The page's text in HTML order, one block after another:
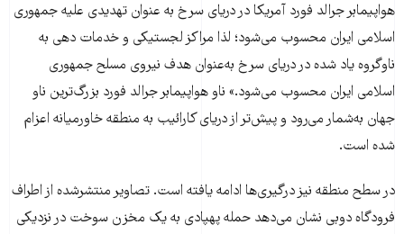
هواپیمابر جرالد فورد آمریکا در دریای سرخ به عنوان تهدیدی علیه جمهوری
اسلامی ایران محسوب می‌شود؛ لذا مراکز لجستیکی و خدمات دهی به
ناوگروه یاد شده در دریای سرخ به‌عنوان هدف نیروی مسلح جمهوری
اسلامی ایران محسوب می‌شود.» ناو هواپیمابر جرالد فورد بزرگ‌ترین ناو
جهان به‌شمار می‌رود و پیش‌تر از دریای کارائیب به منطقه خاورمیانه اعزام
شده است.
در سطح منطقه نیز درگیری‌ها ادامه یافته است. تصاویر منتشرشده از اطراف
فرودگاه دوبی نشان می‌دهد حمله پهپادی به یک مخزن سوخت در نزدیکی